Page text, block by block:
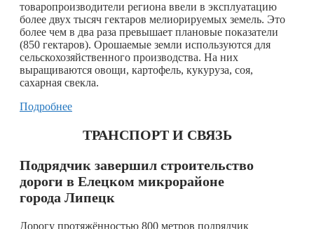
товаропроизводители региона ввели в эксплуатацию
более двух тысяч гектаров мелиорируемых земель. Это
более чем в два раза превышает плановые показатели
(850 гектаров). Орошаемые земли используются для
сельскохозяйственного производства. На них
выращиваются овощи, картофель, кукуруза, соя,
сахарная свекла.
Подробнее
ТРАНСПОРТ И СВЯЗЬ
Подрядчик завершил строительство
дороги в Елецком микрорайоне
города Липецк
Дорогу протяжённостью 800 метров подрядчик